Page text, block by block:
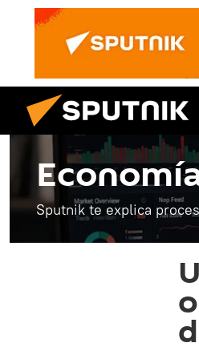
Sputnik te explica